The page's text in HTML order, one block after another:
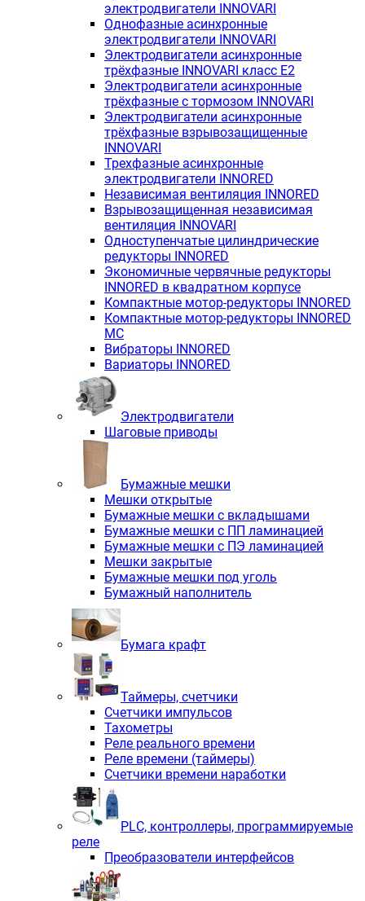
электродвигатели INNOVARI
Однофазные асинхронные
электродвигатели INNOVARI
Электродвигатели асинхронные
трёхфазные INNOVARI класс E2
Электродвигатели асинхронные
трёхфазные с тормозом INNOVARI
Электродвигатели асинхронные
трёхфазные взрывозащищенные
INNOVARI
Трехфазные асинхронные
электродвигатели INNORED
Независимая вентиляция INNORED
Взрывозащищенная независимая
вентиляция INNOVARI
Одноступенчатые цилиндрические
редукторы INNORED
Экономичные червячные редукторы
INNORED в квадратном корпусе
Компактные мотор-редукторы INNORED
Компактные мотор-редукторы INNORED
MC
Вибраторы INNORED
Вариаторы INNORED
Электродвигатели
Шаговые приводы
Бумажные мешки
Мешки открытые
Бумажные мешки с вкладышами
Бумажные мешки с ПП ламинацией
Бумажные мешки с ПЭ ламинацией
Мешки закрытые
Бумажные мешки под уголь
Бумажный наполнитель
Бумага крафт
Таймеры, счетчики
Счетчики импульсов
Тахометры
Реле реального времени
Реле времени (таймеры)
Счетчики времени наработки
PLС, контроллеры, программируемые
реле
Преобразователи интерфейсов